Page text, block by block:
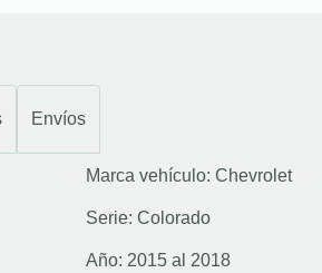
Envíos
Marca vehículo: Chevrolet
Serie: Colorado
Año: 2015 al 2018